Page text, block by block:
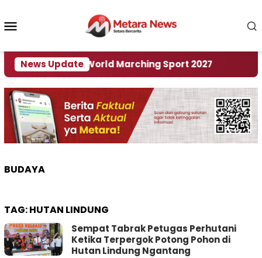
konten
News Update
Rumah World Marching Sport 2027
BUDAYA
TAG:HUTAN LINDUNG
Sempat Tabrak Petugas Perhutani
Ketika Terpergok Potong Pohon di
Hutan Lindung Ngantang